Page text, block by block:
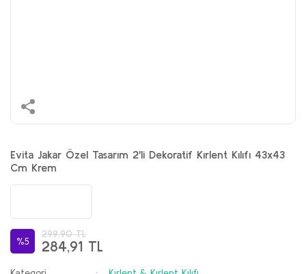
Evita Jakar Özel Tasarım 2'li Dekoratif Kırlent Kılıfı 43x43
Cm Krem
%5
299,90 TL
284,91 TL